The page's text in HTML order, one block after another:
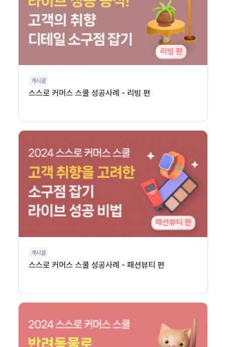
게시글
스스로 커머스 스쿨 성공사례 - 리빙 편
게시글
스스로 커머스 스쿨 성공사례 - 패션뷰티 편